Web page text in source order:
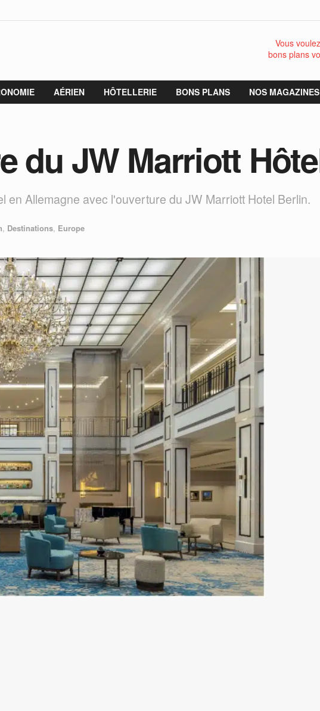
Vous
bons plans
AÉRIEN HÔTELLERIE BONS PLANS NOS MAGAZINES
du JW Marriott
en Allemagne avec l'ouverture du JW Marriott Hotel Berlin.
, Destinations, Europe